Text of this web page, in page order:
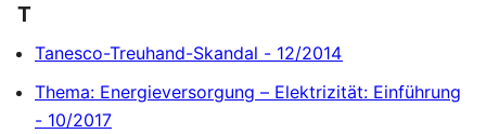
T
Tanesco-Treuhand-Skandal - 12/2014
Thema: Energieversorgung – Elektrizität: Einführung
- 10/2017